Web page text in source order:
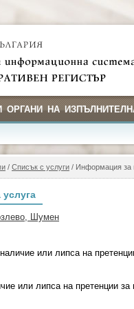
ОРГАНИ НА
/ Списък с услуги / Информация за
Шумен
или липса на
или липса на претенции за